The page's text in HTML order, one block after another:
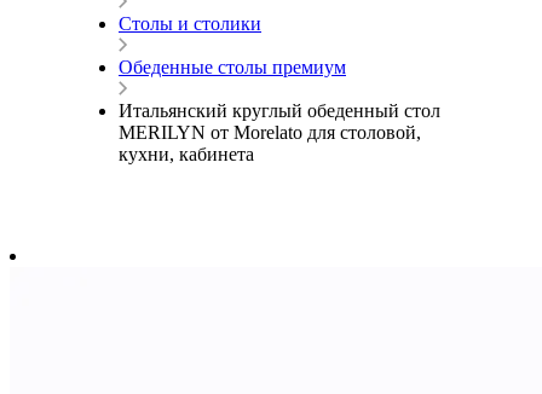
Столы и столики
Обеденные столы премиум
Итальянский круглый обеденный стол
MERILYN от Morelato для столовой,
кухни, кабинета